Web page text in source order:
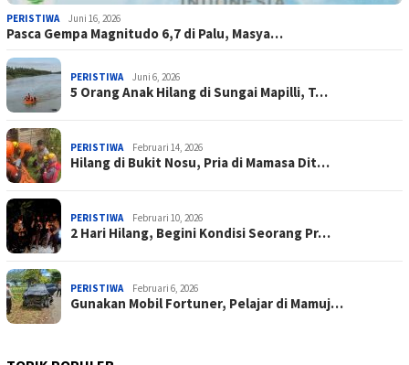
PERISTIWA Juni 16, 2026
Pasca Gempa Magnitudo 6,7 di Palu, Masya…
PERISTIWA Juni 6, 2026
5 Orang Anak Hilang di Sungai Mapilli, T…
PERISTIWA Februari 14, 2026
Hilang di Bukit Nosu, Pria di Mamasa Dit…
PERISTIWA Februari 10, 2026
2 Hari Hilang, Begini Kondisi Seorang Pr…
PERISTIWA Februari 6, 2026
Gunakan Mobil Fortuner, Pelajar di Mamuj…